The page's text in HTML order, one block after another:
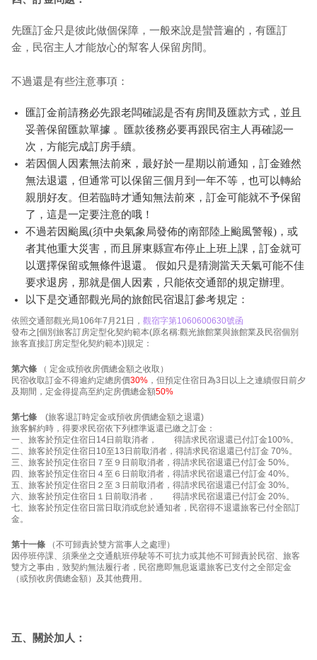
先匯訂金只是彼此做個保障，一般來說是蠻普遍的，有匯訂
金，民宿主人才能放心的幫客人保留房間。
不過還是有些注意事項：
匯訂金前請務必先跟老闆確認是否有房間及匯款方式，並且
妥善保留匯款單據 。匯款後務必要再跟民宿主人再確認一
次，方能完成訂房手續。
若因個人因素無法前來，最好於一星期以前通知，訂金雖然
無法退還，但通常可以保留三個月到一年不等，也可以轉給
親朋好友。但若臨時才通知無法前來，訂金可能就不予保留
了，這是一定要注意的哦！
不過若因颱風(須中央氣象局發佈的南部陸上颱風警報)，或
者其他重大災害，而且屏東縣宣布停止上班上課，訂金就可
以選擇保留或無條件退還。 假如只是猜測當天天氣可能不佳
要求退房，那就是個人因素，只能依交通部的規定辦理。
以下是交通部觀光局的旅館民宿退訂參考規定：
依照交通部觀光局106年7月21日， 觀宿字第1060600630號函
發布之[個別旅客訂房定型化契約範本(原名稱:觀光旅館業與旅館業及民宿個別
旅客直接訂房定型化契約範本)]規定：
第六條 （ 定金或預收房價總金額之收取）
民宿收取訂金不得逾約定總房價30% ，但預定住宿日為3日以上之連續假日前夕
及期間，定金得提高至約定房價總金額50%
第七條 (旅客退訂時定金或預收房價總金額之退還)
旅客解約時，得要求民宿依下列標準返還已繳之訂金：
一、旅客於預定住宿日14日前取消者， 得請求民宿退還已付訂金100%。
二、旅客於預定住宿日10至13日前取消者，得請求民宿退還已付訂金 70%。
三、旅客於預定住宿日７至９日前取消者，得請求民宿退還已付訂金 50%。
四、旅客於預定住宿日４至６日前取消者，得請求民宿退還已付訂金 40%。
五、旅客於預定住宿日２至３日前取消者，得請求民宿退還已付訂金 30%。
六、旅客於預定住宿日１日前取消者， 得請求民宿退還已付訂金 20%。
七、旅客於預定住宿日當日取消或怠於通知者，民宿得不退還旅客已付全部訂
金。
第十一條 （不可歸責於雙方當事人之處理）
因停班停課、須乘坐之交通航班停駛等不可抗力或其他不可歸責於民宿、旅客
雙方之事由，致契約無法履行者，民宿應即無息返還旅客已支付之全部定金
（或預收房價總金額）及其他費用。
五、關於加人：